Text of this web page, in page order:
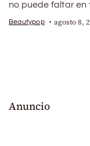
no puede faltar en
Beautypop agosto 8,
Anuncio